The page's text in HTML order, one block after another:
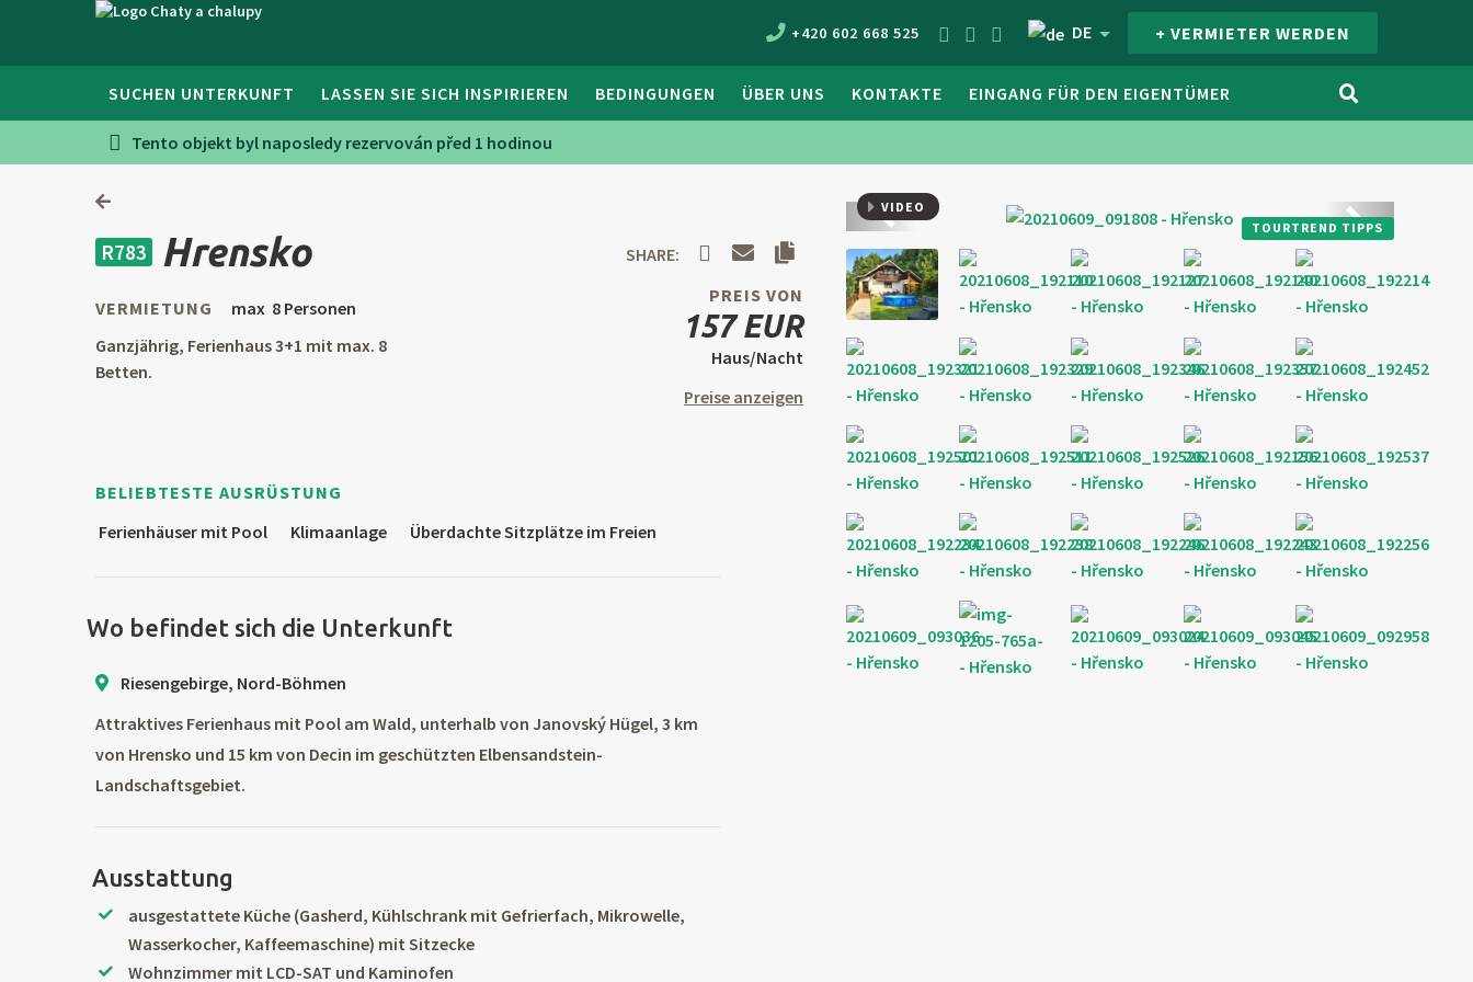
+420 602 668 525 DE + VERMIETER WERDEN
SUCHEN UNTERKUNFT LASSEN SIE SICH INSPIRIEREN BEDINGUNGEN ÜBER UNS KONTAKTE EINGANG FÜR DEN EIGENTÜMER
Tento objekt byl naposledy rezervován před 1 hodinou
R783 Hrensko SHARE:
Zurück Weiter
TOURTREND TIPPS
VIDEO
VERMIETUNG
max 8 Personen
Ganzjährig, Ferienhaus 3+1 mit max. 8
Betten.
PREIS VON
157 EUR
Haus/Nacht
Preise anzeigen
BELIEBTESTE AUSRÜSTUNG
Ferienhäuser mit Pool
Klimaanlage Überdachte Sitzplätze im Freien
Wo befindet sich die Unterkunft
Riesengebirge, Nord-Böhmen
Attraktives Ferienhaus mit Pool am Wald, unterhalb von Janovský Hügel, 3 km
von Hrensko und 15 km von Decin im geschützten Elbensandstein-
Landschaftsgebiet.
Ausstattung
ausgestattete Küche (Gasherd, Kühlschrank mit Gefrierfach, Mikrowelle,
Wasserkocher, Kaffeemaschine) mit Sitzecke
Wohnzimmer mit LCD-SAT und Kaminofen